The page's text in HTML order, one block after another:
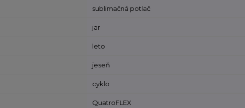
sublimačná potlač
jar
leto
jeseň
cyklo
QuatroFLEX